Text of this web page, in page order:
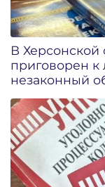
В Херсонской
приговорен
незаконный